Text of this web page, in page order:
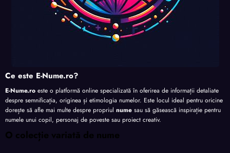
Ce este E-Nume.ro?
E-Nume.ro este o platformă online specializată în oferirea de informații detaliate
despre semnificația, originea și etimologia numelor. Este locul ideal pentru oricine
dorește să afle mai multe despre propriul nume sau să găsească inspirație pentru
numele unui copil, personaj de poveste sau proiect creativ.
O colecție variată de nume